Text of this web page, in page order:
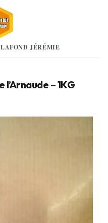
JÉRÉMIE
– 1KG